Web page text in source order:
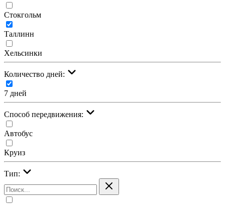
Стокгольм
Таллинн
Хельсинки
Количество дней:
7 дней
Cпособ передвижения:
Автобус
Круиз
Тип: